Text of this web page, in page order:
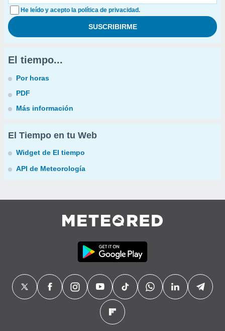
He leído y acepto la política de privacidad.
El tiempo...
Por horas
PDF
Más información
El Tiempo en tu Web
Widget de El tiempo
API de Meteorología